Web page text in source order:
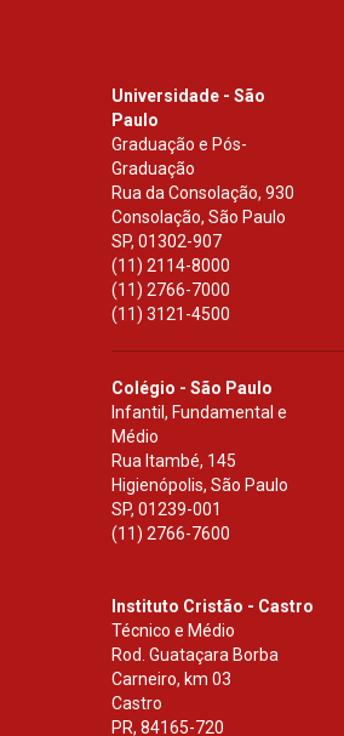
Universidade - São
Paulo
Graduação e Pós-
Graduação
Rua da Consolação, 930
Consolação, São Paulo
SP, 01302-907
(11) 2114-8000
(11) 2766-7000
(11) 3121-4500
Colégio - São Paulo
Infantil, Fundamental e
Médio
Rua Itambé, 145
Higienópolis, São Paulo
SP, 01239-001
(11) 2766-7600
Instituto Cristão - Castro
Técnico e Médio
Rod. Guataçara Borba
Carneiro, km 03
Castro
PR, 84165-720